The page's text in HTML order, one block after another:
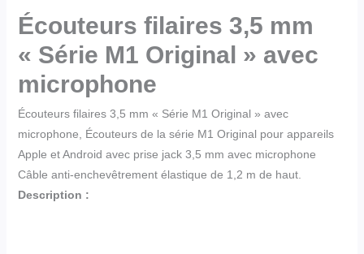
Écouteurs filaires 3,5 mm
« Série M1 Original » avec
microphone
Écouteurs filaires 3,5 mm « Série M1 Original » avec
microphone, Écouteurs de la série M1 Original pour appareils
Apple et Android avec prise jack 3,5 mm avec microphone
Câble anti-enchevêtrement élastique de 1,2 m de haut.
Description :